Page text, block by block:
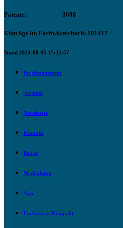
Patente: 3608
Einträge im Fachwörterbuch: 101417
Stand 2024-08-05 17:32:57
Ihr Abonnement
Termine
Newsletter
Kontakt
Beirat
Mediadaten
App
Fachwissen Kompakt